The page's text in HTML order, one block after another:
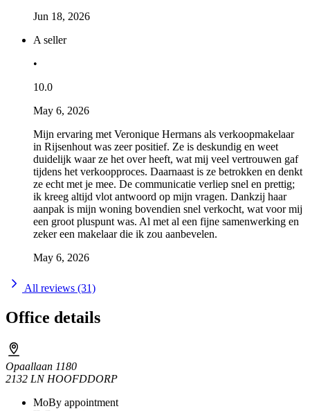
Jun 18, 2026
A seller
•
10.0
May 6, 2026
Mijn ervaring met Veronique Hermans als verkoopmakelaar
in Rijsenhout was zeer positief. Ze is deskundig en weet
duidelijk waar ze het over heeft, wat mij veel vertrouwen gaf
tijdens het verkoopproces. Daarnaast is ze betrokken en denkt
ze echt met je mee. De communicatie verliep snel en prettig;
ik kreeg altijd vlot antwoord op mijn vragen. Dankzij haar
aanpak is mijn woning bovendien snel verkocht, wat voor mij
een groot pluspunt was. Al met al een fijne samenwerking en
zeker een makelaar die ik zou aanbevelen.
May 6, 2026
All reviews (31)
Office details
Opaallaan 1180
2132 LN HOOFDDORP
MoBy appointment